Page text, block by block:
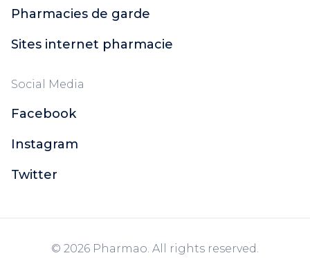
Pharmacies de garde
Sites internet pharmacie
Social Media
Facebook
Instagram
Twitter
© 2026 Pharmao. All rights reserved.